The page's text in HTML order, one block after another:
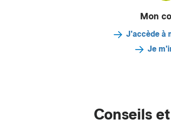
Mon
J'accède à
Je
Conseils